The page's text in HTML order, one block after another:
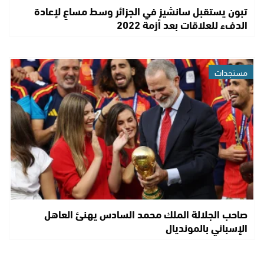
تبون يستقبل سانشيز في الجزائر وسط مساعٍ لإعادة
الدفء للعلاقات بعد أزمة 2022
مستجدات
صاحب الجلالة الملك محمد السادس يهنئ العاهل
الإسباني بالمونديال